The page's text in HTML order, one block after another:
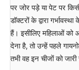
पर जोर पड़े या पेट पर
डॉक्टरों के द्वारा
हैं। इसीलिए महिलाओं को
देना है, तो उन्हें पहले
तभी वह इन चीजों को